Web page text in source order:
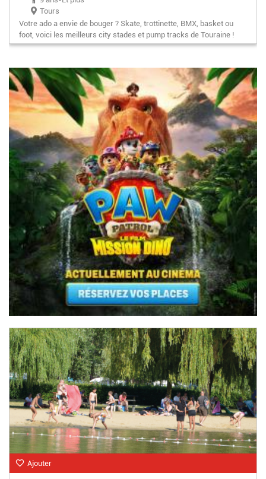
Tours
Votre ado a envie de bouger ? Skate, trottinette, BMX, basket ou
foot, voici les meilleurs city stades et pump tracks de Touraine !
Ajouter